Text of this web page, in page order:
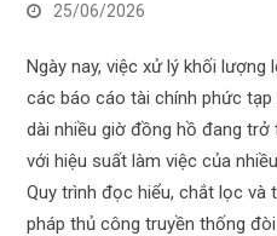
25/06/2026
Ngày nay, việc xử lý khối lượng
các báo cáo tài chính phức
dài nhiều giờ đồng hồ đang
với hiệu suất làm việc của
Quy trình đọc hiểu, chắt lọc và
pháp thủ công truyền thống